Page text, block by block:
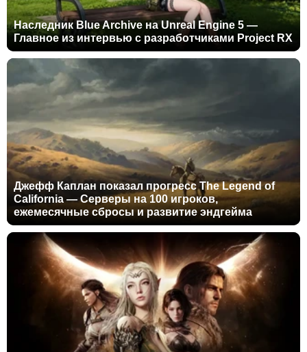
Наследник Blue Archive на Unreal Engine 5 —
Главное из интервью с разработчиками Project RX
Джефф Каплан показал прогресс The Legend of
California — Серверы на 100 игроков,
ежемесячные сбросы и развитие эндгейма